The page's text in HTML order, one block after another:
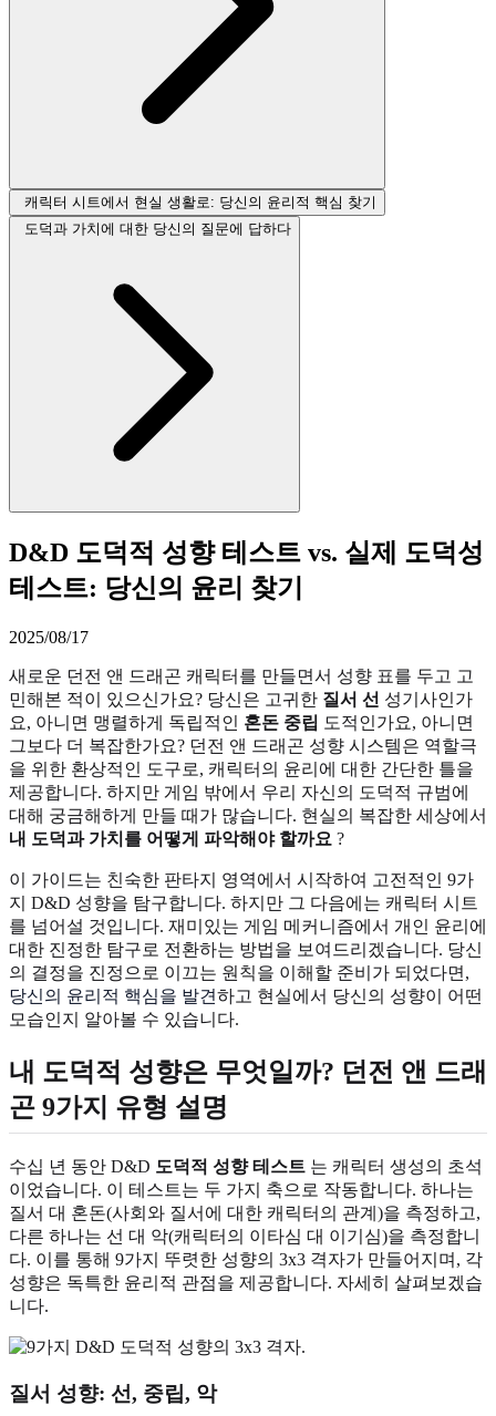
캐릭터 시트에서 현실 생활로: 당신의 윤리적 핵심 찾기
도덕과 가치에 대한 당신의 질문에 답하다
D&D 도덕적 성향 테스트 vs. 실제 도덕성
테스트: 당신의 윤리 찾기
2025/08/17
새로운 던전 앤 드래곤 캐릭터를 만들면서 성향 표를 두고 고
민해본 적이 있으신가요? 당신은 고귀한 질서 선 성기사인가
요, 아니면 맹렬하게 독립적인 혼돈 중립 도적인가요, 아니면
그보다 더 복잡한가요? 던전 앤 드래곤 성향 시스템은 역할극
을 위한 환상적인 도구로, 캐릭터의 윤리에 대한 간단한 틀을
제공합니다. 하지만 게임 밖에서 우리 자신의 도덕적 규범에
대해 궁금해하게 만들 때가 많습니다. 현실의 복잡한 세상에서
내 도덕과 가치를 어떻게 파악해야 할까요 ?
이 가이드는 친숙한 판타지 영역에서 시작하여 고전적인 9가
지 D&D 성향을 탐구합니다. 하지만 그 다음에는 캐릭터 시트
를 넘어설 것입니다. 재미있는 게임 메커니즘에서 개인 윤리에
대한 진정한 탐구로 전환하는 방법을 보여드리겠습니다. 당신
의 결정을 진정으로 이끄는 원칙을 이해할 준비가 되었다면,
당신의 윤리적 핵심을 발견하고 현실에서 당신의 성향이 어떤
모습인지 알아볼 수 있습니다.
내 도덕적 성향은 무엇일까? 던전 앤 드래
곤 9가지 유형 설명
수십 년 동안 D&D 도덕적 성향 테스트 는 캐릭터 생성의 초석
이었습니다. 이 테스트는 두 가지 축으로 작동합니다. 하나는
질서 대 혼돈(사회와 질서에 대한 캐릭터의 관계)을 측정하고,
다른 하나는 선 대 악(캐릭터의 이타심 대 이기심)을 측정합니
다. 이를 통해 9가지 뚜렷한 성향의 3x3 격자가 만들어지며, 각
성향은 독특한 윤리적 관점을 제공합니다. 자세히 살펴보겠습
니다.
질서 성향: 선, 중립, 악